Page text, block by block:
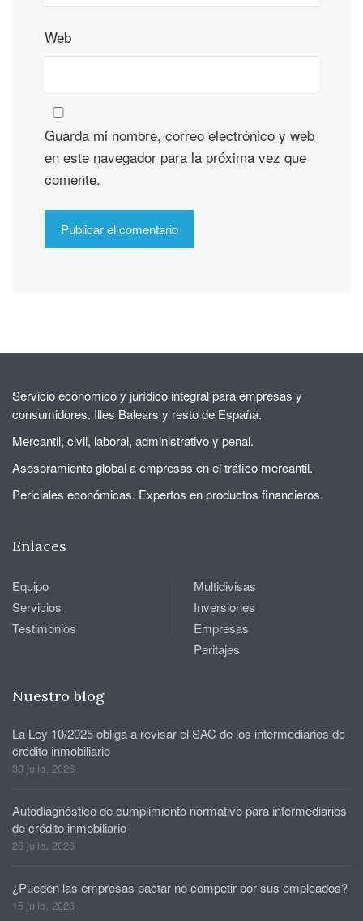
Web
Guarda mi nombre, correo electrónico y web
en este navegador para la próxima vez que
comente.
Servicio económico y jurídico integral para empresas y
consumidores. Illes Balears y resto de España.
Mercantil, civil, laboral, administrativo y penal.
Asesoramiento global a empresas en el tráfico mercantil.
Periciales económicas. Expertos en productos financieros.
Enlaces
Equipo
Servicios
Testimonios
Multidivisas
Inversiones
Empresas
Peritajes
Nuestro blog
La Ley 10/2025 obliga a revisar el SAC de los intermediarios de
crédito inmobiliario
30 julio, 2026
Autodiagnóstico de cumplimiento normativo para intermediarios
de crédito inmobiliario
26 julio, 2026
¿Pueden las empresas pactar no competir por sus empleados?
15 julio, 2026